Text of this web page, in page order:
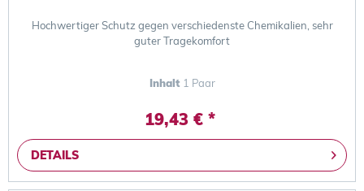
Hochwertiger Schutz gegen verschiedenste Chemikalien, sehr
guter Tragekomfort
Inhalt 1 Paar
19,43 € *
DETAILS